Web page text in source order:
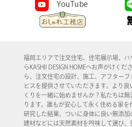
YouTube
福岡エリアで注文住宅、住宅展示場、
らKASHII DESIGN HOMEへお声がけくだ
ら、注文住宅の設計、施工、アフター
ビスを提供させていただきます。より
くりを一緒に始めませんか？私たちは
ります。誰もが安心して永く住める家
研究した結果、ついに身体に良い無添加
建材などには天然素材を吟味して選び